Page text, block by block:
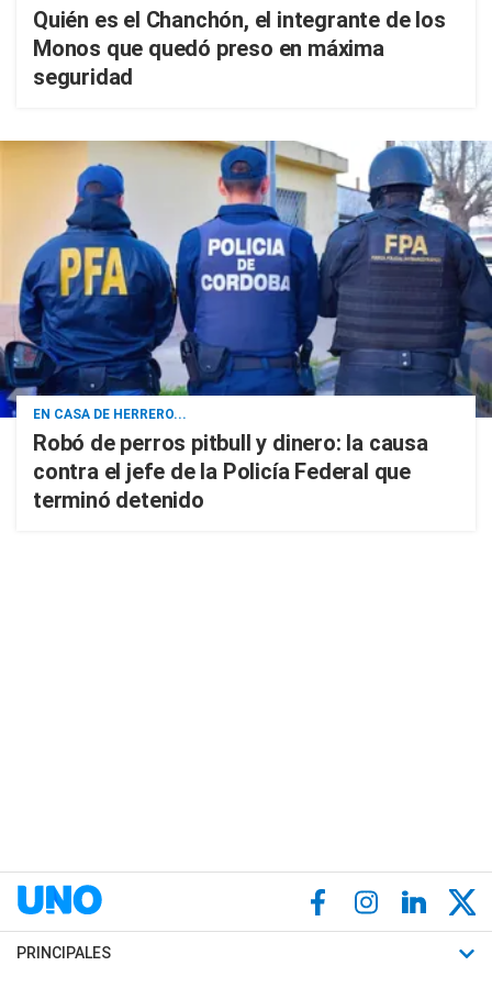
Quién es el Chanchón, el integrante de los
Monos que quedó preso en máxima
seguridad
EN CASA DE HERRERO...
Robó de perros pitbull y dinero: la causa
contra el jefe de la Policía Federal que
terminó detenido
PRINCIPALES